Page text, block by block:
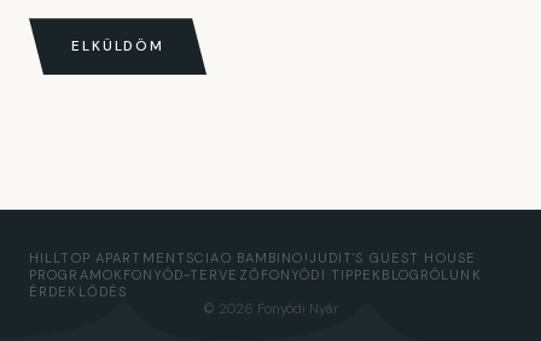
ELKÜLDÖM
HILLTOP APARTMENTSCIAO BAMBINO! JUDIT'S GUEST HOUSE
PROGRAMOK FONYÓD-TERVEZŐ FONYÓDI TIPPEK BLOG RÓLUNK
ÉRDEKLŐDÉS
© 2026 Fonyódi Nyár